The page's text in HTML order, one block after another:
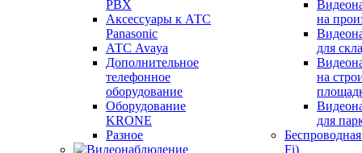
PBX
Аксессуары к АТС
Panasonic
АТС Avaya
Дополнительное
телефонное
оборудование
Оборудование
KRONE
Разное
на
для
на
для
Fi)